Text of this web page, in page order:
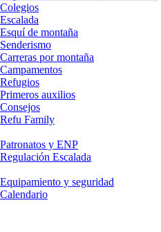
Colegios
Escalada
Esquí de montaña
Senderismo
Carreras por montaña
Campamentos
Refugios
Primeros auxilios
Consejos
Refu Family
Patronatos y ENP
Regulación Escalada
Equipamiento y seguridad
Calendario